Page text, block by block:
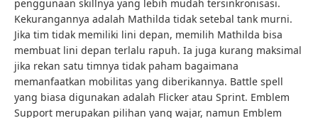
penggunaan skillnya yang lebih mudah tersinkronisasi.
Kekurangannya adalah Mathilda tidak setebal tank murni.
Jika tim tidak memiliki lini depan, memilih Mathilda bisa
membuat lini depan terlalu rapuh. Ia juga kurang maksimal
jika rekan satu timnya tidak paham bagaimana
memanfaatkan mobilitas yang diberikannya. Battle spell
yang biasa digunakan adalah Flicker atau Sprint. Emblem
Support merupakan pilihan yang wajar, namun Emblem